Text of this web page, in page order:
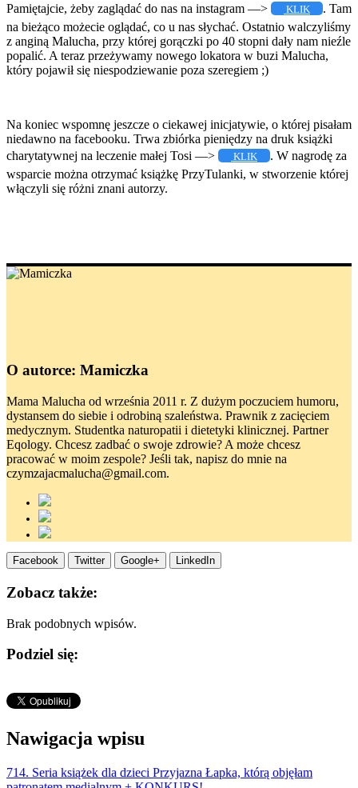
Pamiętajcie, żeby zaglądać do nas na instagram —> KLIK
. Tam
na bieżąco możecie oglądać, co u nas słychać. Ostatnio walczyliśmy
z anginą Malucha, przy której gorączki po 40 stopni dały nam nieźle
popalić. A teraz przeżywamy nowego lokatora w buzi Malucha,
który pojawił się niespodziewanie poza szeregiem ;)
Na koniec wspomnę jeszcze o ciekawej inicjatywie, o której pisałam
niedawno na facebooku. Trwa zbiórka pieniędzy na druk książki
charytatywnej na leczenie małej Tosi —>
KLIK
. W nagrodę za
wsparcie można otrzymać książkę PrzyTulanki, w stworzenie której
włączyli się różni znani autorzy.
O autorce: Mamiczka
Mama Malucha od września 2011 r. Z dużym poczuciem humoru,
dystansem do siebie i odrobiną szaleństwa. Prawnik z zacięciem
medycznym. Studentka naturopatii i dietetyki klinicznej. Partner
Eqology. Chcesz zadbać o swoje zdrowie? A może chcesz
pracować w moim zespole? Jeśli tak, napisz do mnie na
czymzajacmalucha@gmail.com.
Facebook Twitter Google+ LinkedIn
Zobacz także:
Brak podobnych wpisów.
Podziel się:
Nawigacja wpisu
714. Seria książek dla dzieci Przyjazna Łapka, którą objęłam